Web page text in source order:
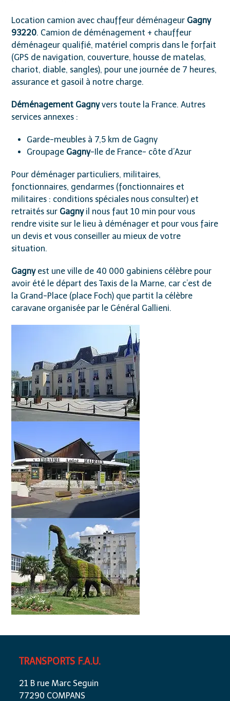
Location camion avec chauffeur déménageur Gagny
93220. Camion de déménagement + chauffeur
déménageur qualifié, matériel compris dans le forfait
(GPS de navigation, couverture, housse de matelas,
chariot, diable, sangles), pour une journée de 7 heures,
assurance et gasoil à notre charge.
Déménagement Gagnyvers toute la France. Autres
services annexes :
Garde-meubles à 7,5 km de Gagny
Groupage Gagny-Ile de France- côte d’Azur
Pour déménager particuliers, militaires,
fonctionnaires, gendarmes (fonctionnaires et
militaires : conditions spéciales nous consulter) et
retraités sur Gagnyil nous faut 10 min pour vous
rendre visite sur le lieu à déménager et pour vous faire
un devis et vous conseiller au mieux de votre
situation.
Gagnyest une ville de 40 000 gabiniens célèbre pour
avoir été le départ des Taxis de la Marne, car c’est de
la Grand-Place (place Foch) que partit la célèbre
caravane organisée par le Général Gallieni.
TRANSPORTS F.A.U.
21 B rue Marc Seguin
77290 COMPANS